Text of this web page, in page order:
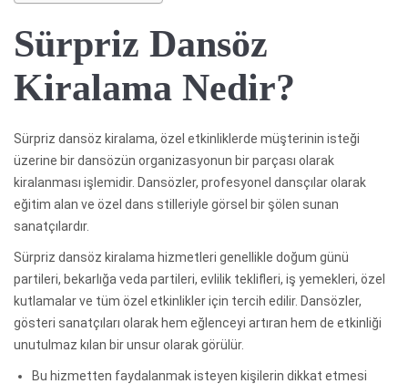
Sürpriz Dansöz
Kiralama Nedir?
Sürpriz dansöz kiralama, özel etkinliklerde müşterinin isteği
üzerine bir dansözün organizasyonun bir parçası olarak
kiralanması işlemidir. Dansözler, profesyonel dansçılar olarak
eğitim alan ve özel dans stilleriyle görsel bir şölen sunan
sanatçılardır.
Sürpriz dansöz kiralama hizmetleri genellikle doğum günü
partileri, bekarlığa veda partileri, evlilik teklifleri, iş yemekleri, özel
kutlamalar ve tüm özel etkinlikler için tercih edilir. Dansözler,
gösteri sanatçıları olarak hem eğlenceyi artıran hem de etkinliği
unutulmaz kılan bir unsur olarak görülür.
Bu hizmetten faydalanmak isteyen kişilerin dikkat etmesi